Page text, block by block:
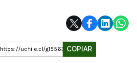
https://uchile.cl/g155632COPIAR